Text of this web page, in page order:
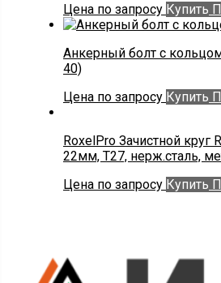
Цена по запросу Купить
Анкерный болт с
40)
Цена по запросу Купить
RoxelPro Зачистной круг
22мм, Т27, нерж.сталь,
Цена по запросу Купить